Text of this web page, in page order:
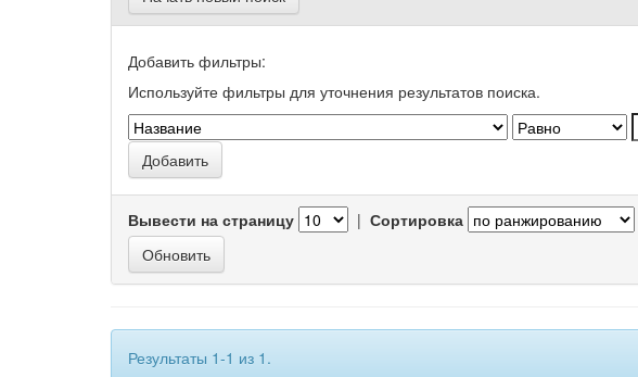
Добавить фильтры:
Используйте фильтры для уточнения результатов поиска.
Вывести на страницу | Сортировка
Результаты 1-1 из 1.